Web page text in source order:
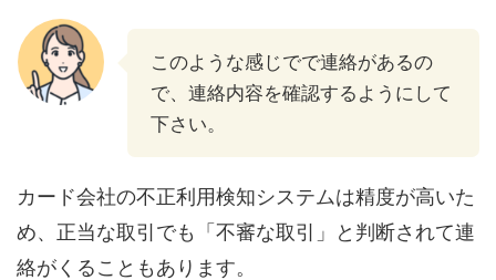
このような感じでで連絡があるの
で、連絡内容を確認するようにして
下さい。
カード会社の不正利用検知システムは精度が高いた
め、正当な取引でも「不審な取引」と判断されて連
絡がくることもあります。